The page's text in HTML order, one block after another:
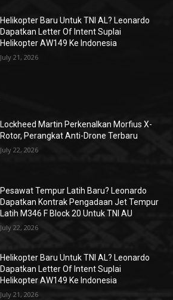
Helikopter Baru Untuk TNI AL? Leonardo
Dapatkan Letter Of Intent Suplai
Helikopter AW149 Ke Indonesia
July 21, 2026
Lockheed Martin Perkenalkan Morfius X-
Rotor, Perangkat Anti-Drone Terbaru
July 22, 2026
Pesawat Tempur Latih Baru? Leonardo
Dapatkan Kontrak Pengadaan Jet Tempur
Latih M346 F Block 20 Untuk TNI AU
July 22, 2026
Helikopter Baru Untuk TNI AL? Leonardo
Dapatkan Letter Of Intent Suplai
Helikopter AW149 Ke Indonesia
July 21, 2026